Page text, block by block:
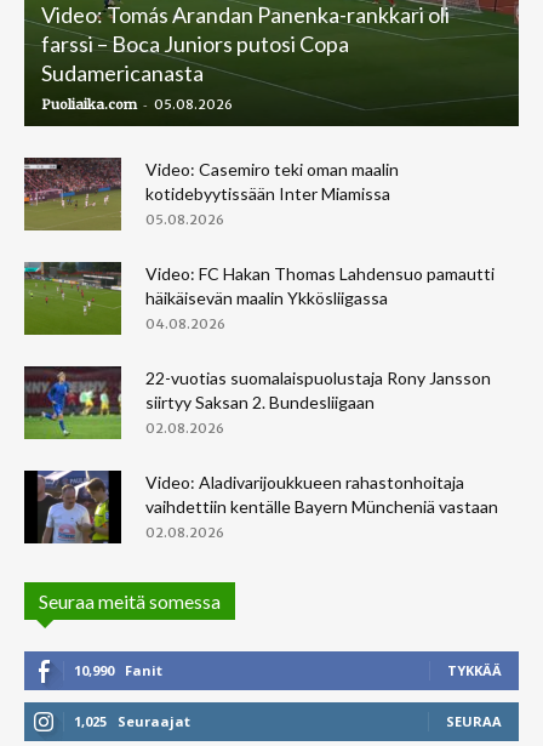
Video: Tomás Arandan Panenka-rankkari oli
farssi – Boca Juniors putosi Copa
Sudamericanasta
Puoliaika.com - 05.08.2026
Video: Casemiro teki oman maalin
kotidebyytissään Inter Miamissa
05.08.2026
Video: FC Hakan Thomas Lahdensuo pamautti
häikäisevän maalin Ykkösliigassa
04.08.2026
22-vuotias suomalaispuolustaja Rony Jansson
siirtyy Saksan 2. Bundesliigaan
02.08.2026
Video: Aladivarijoukkueen rahastonhoitaja
vaihdettiin kentälle Bayern Müncheniä vastaan
02.08.2026
Seuraa meitä somessa
10,990 Fanit TYKKÄÄ
1,025 Seuraajat SEURAA